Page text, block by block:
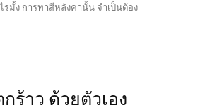
มั้ง การทาสีหลังคานั้น จำเป็นต้อง
ร้าว ด้วยตัวเอง